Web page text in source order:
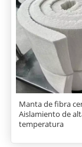
Manta de fibra
Aislamiento de
temperatura